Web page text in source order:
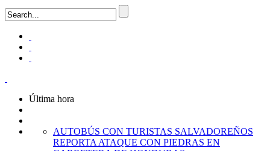
Última hora
AUTOBÚS CON TURISTAS SALVADOREÑOS
REPORTA ATAQUE CON PIEDRAS EN